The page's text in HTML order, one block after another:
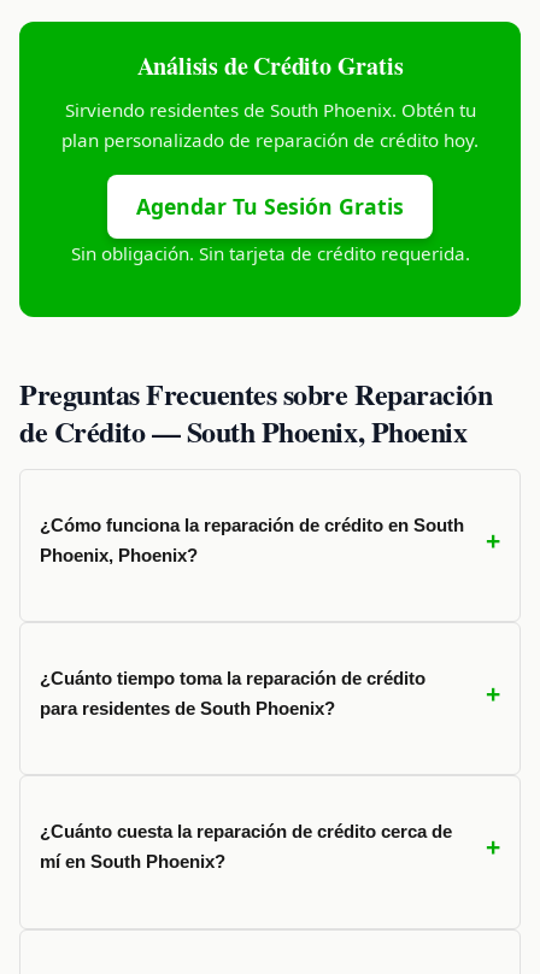
Análisis de Crédito Gratis
Sirviendo residentes de South Phoenix. Obtén tu
plan personalizado de reparación de crédito hoy.
Agendar Tu Sesión Gratis
Sin obligación. Sin tarjeta de crédito requerida.
Preguntas Frecuentes sobre Reparación
de Crédito — South Phoenix, Phoenix
¿Cómo funciona la reparación de crédito en South
Phoenix, Phoenix?
¿Cuánto tiempo toma la reparación de crédito
para residentes de South Phoenix?
¿Cuánto cuesta la reparación de crédito cerca de
mí en South Phoenix?